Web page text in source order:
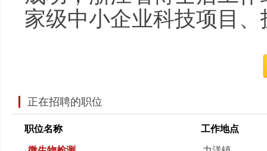
家级中小企业科技项目
正在招聘的职位
职位名称 工作地点